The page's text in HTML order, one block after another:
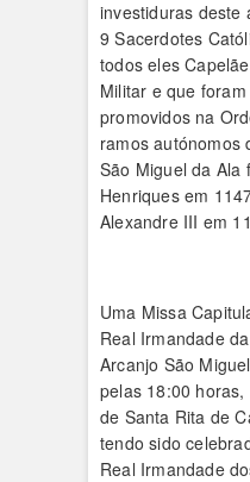
investiduras deste
9 Sacerdotes
todos eles
Militar e que
promovidos na
ramos autónomos
São Miguel da Ala
Henriques em
Alexandre III em
Uma Missa
Real Irmandade
Arcanjo São
pelas 18:00
de Santa Rita de
tendo sido
Real Irmandade